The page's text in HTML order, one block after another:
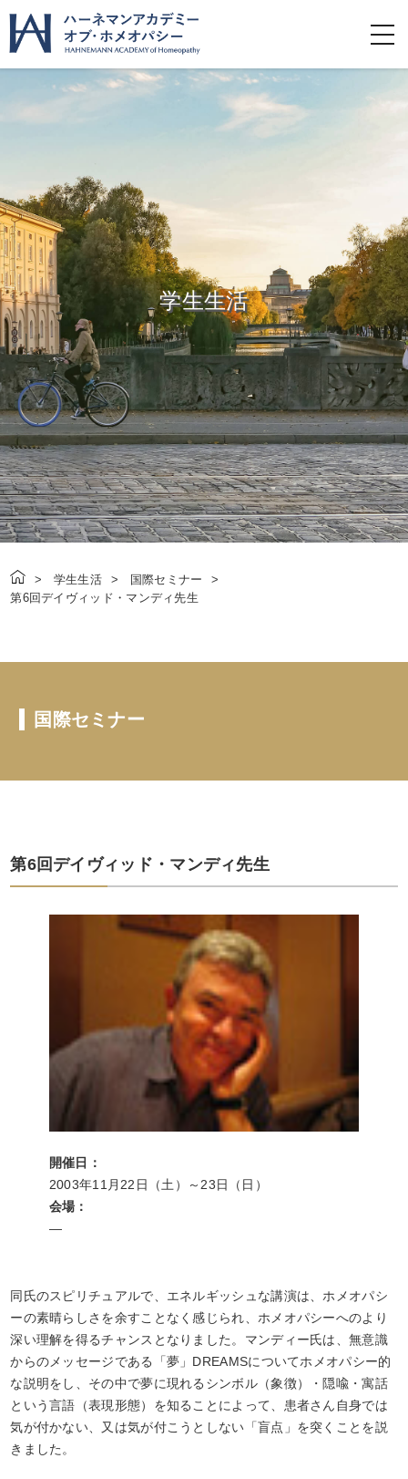
学生生活
学生生活
国際セミナー
第6回デイヴィッド・マンディ先生
国際セミナー
第6回デイヴィッド・マンディ先生
開催日：
2003年11月22日（土）～23日（日）
会場：
―
同氏のスピリチュアルで、エネルギッシュな講演は、ホメオパシ
ーの素晴らしさを余すことなく感じられ、ホメオパシーへのより
深い理解を得るチャンスとなりました。マンディー氏は、無意識
からのメッセージである「夢」DREAMSについてホメオパシー的
な説明をし、その中で夢に現れるシンボル（象徴）・隠喩・寓話
という言語（表現形態）を知ることによって、患者さん自身では
気が付かない、又は気が付こうとしない「盲点」を突くことを説
きました。